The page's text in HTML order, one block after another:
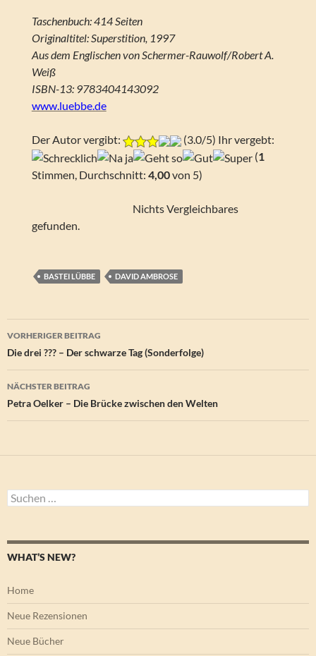
Taschenbuch: 414 Seiten
Originaltitel: Superstition, 1997
Aus dem Englischen von Schermer-Rauwolf/Robert A.
Weiß
ISBN-13: 9783404143092
www.luebbe.de
Der Autor vergibt:
(3.0/5) Ihr vergebt:
(1
Stimmen, Durchschnitt: 4,00von 5)
Nichts Vergleichbares
gefunden.
BASTEI LÜBBE DAVID AMBROSE
Beitragsnavigation
VORHERIGER BEITRAG
Die drei ??? – Der schwarze Tag (Sonderfolge)
NÄCHSTER BEITRAG
Petra Oelker – Die Brücke zwischen den Welten
Suchen
nach:
WHAT’S NEW?
Home
Neue Rezensionen
Neue Bücher